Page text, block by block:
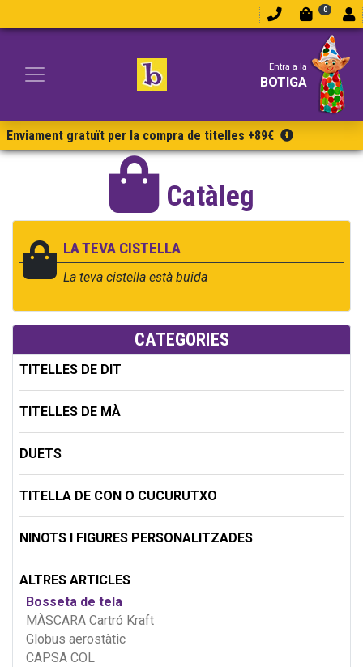
0
Entra a la
BOTIGA
Enviament gratuït per la compra de titelles +89€
Catàleg
LA TEVA CISTELLA
La teva cistella està buida
CATEGORIES
TITELLES DE DIT
TITELLES DE MÀ
DUETS
TITELLA DE CON O CUCURUTXO
NINOTS I FIGURES PERSONALITZADES
ALTRES ARTICLES
Bosseta de tela
MÀSCARA Cartró Kraft
Globus aerostàtic
CAPSA COL